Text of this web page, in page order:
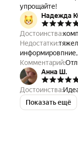
упрощайте!
Надежда
Достоинства:
Недостатки:
Комментарий:
Анна Ш.
Достоинства:
Показать ещё